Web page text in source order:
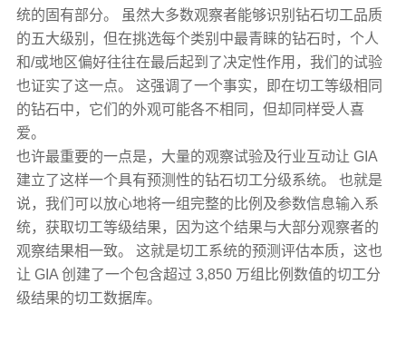
统的固有部分。 虽然大多数观察者能够识别钻石切工品质
的五大级别，但在挑选每个类别中最青睐的钻石时，个人
和/或地区偏好往往在最后起到了决定性作用，我们的试验
也证实了这一点。 这强调了一个事实，即在切工等级相同
的钻石中，它们的外观可能各不相同，但却同样受人喜
爱。
也许最重要的一点是，大量的观察试验及行业互动让 GIA
建立了这样一个具有预测性的钻石切工分级系统。 也就是
说，我们可以放心地将一组完整的比例及参数信息输入系
统，获取切工等级结果，因为这个结果与大部分观察者的
观察结果相一致。 这就是切工系统的预测评估本质，这也
让 GIA 创建了一个包含超过 3,850 万组比例数值的切工分
级结果的切工数据库。